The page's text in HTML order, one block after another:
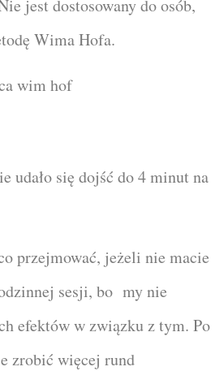
jest dostosowany do osób,
Wima Hofa.
udało się dojść do 4 minut na
przejmować, jeżeli nie macie
sesji, bo my nie
efektów w związku z tym. Po
zrobić więcej rund